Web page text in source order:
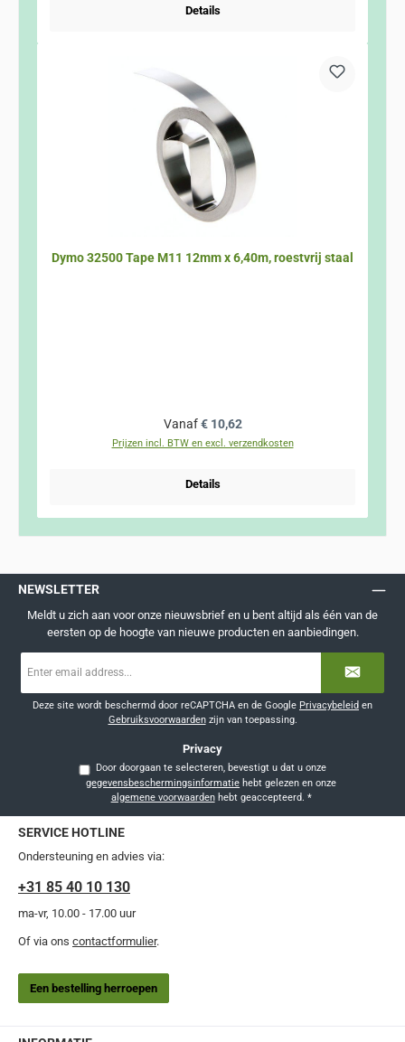
Details
Dymo 32500 Tape M11 12mm x 6,40m, roestvrij staal
Normale prijs:
Vanaf€ 10,62
Prijzen incl. BTW en excl. verzendkosten
Details
NEWSLETTER
Meldt u zich aan voor onze nieuwsbrief en u bent altijd als één van de
eersten op de hoogte van nieuwe producten en aanbiedingen.
mailadres
Deze site wordt beschermd door reCAPTCHA en de Google Privacybeleid en
Gebruiksvoorwaardenzijn van toepassing.
Privacy
Door doorgaan te selecteren, bevestigt u dat u onze
gegevensbeschermingsinformatie
algemene voorwaardenhebt geaccepteerd. *
SERVICE HOTLINE
Ondersteuning en advies via:
+31 85 40 10 130
ma-vr, 10.00 - 17.00 uur
Of via ons contactformulier.
Een bestelling herroepen